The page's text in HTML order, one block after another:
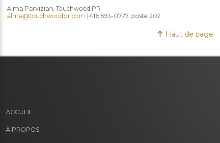
Alma Parvizian, Touchwood PR
alma@touchwoodpr.com | 416 593-0777, poste 202
Haut de page
ACCUEIL
À PROPOS